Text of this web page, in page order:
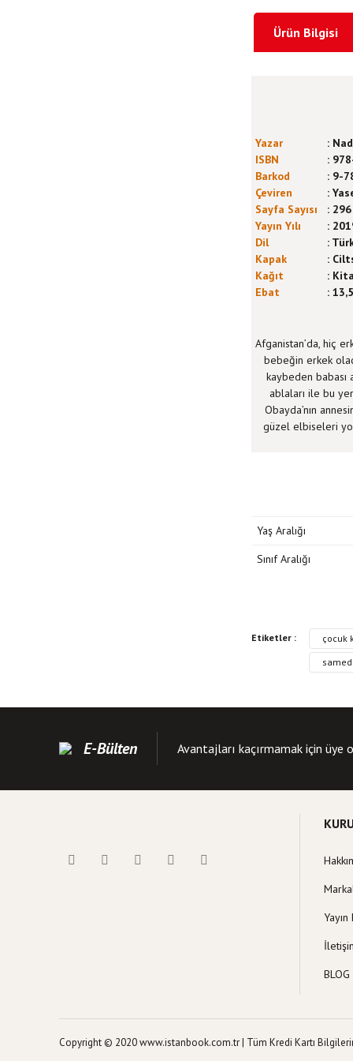
Ürün Bilgisi
Yazar :
ISBN
:
Barkod
:9-
Çeviren
:
Sayfa Sayısı
:296
Yayın Yılı
:
Dil
:
Kapak
:
Kağıt
:
Ebat
:
Afganistan’da, hiç
bebeğin erkek
kaybeden babası
ablaları ile bu
Obayda’nın
güzel elbiseleri
Yaş Aralığı
Sınıf Aralığı
Bu kitabın fiyat bilgisi,
Görüş ve önerileriniz
Kitap fiyatı diğer
Etiketler :
çocuk
E-Bülten Avantajları kaçırmamak için üye
BLOG
Copyright © 2020 www.istanbook.com.tr | Tüm Kredi Kartı